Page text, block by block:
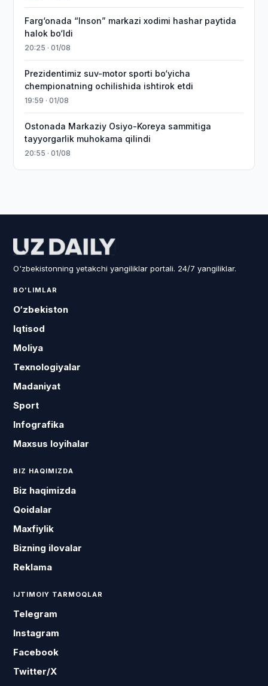
Farg‘onada “Inson” markazi xodimi hashar paytida
halok bo‘ldi
20:25 · 01/08
Prezidentimiz suv-motor sporti bo‘yicha
chempionatning ochilishida ishtirok etdi
19:59 · 01/08
Ostonada Markaziy Osiyo-Koreya sammitiga
tayyorgarlik muhokama qilindi
20:55 · 01/08
O'zbekistonning yetakchi yangiliklar portali. 24/7 yangiliklar.
BO'LIMLAR
O‘zbekiston
Iqtisod
Moliya
Texnologiyalar
Madaniyat
Sport
Infografika
Maxsus loyihalar
BIZ HAQIMIZDA
Biz haqimizda
Qoidalar
Maxfiylik
Bizning ilovalar
Reklama
IJTIMOIY TARMOQLAR
Telegram
Instagram
Facebook
Twitter/X